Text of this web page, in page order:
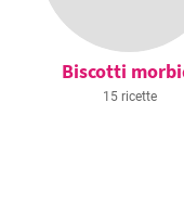
Biscotti
15 ricette